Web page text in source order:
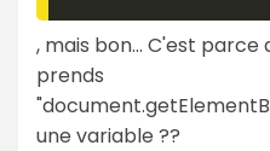
, mais bon... C'est parce
prends
une variable ??